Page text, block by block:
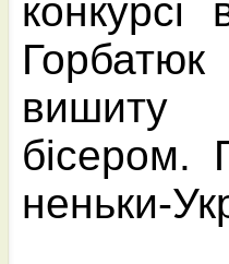
вишиту
неньки-